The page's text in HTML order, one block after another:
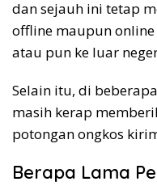
dan sejauh ini tetap
offline maupun
atau pun ke luar
Selain itu, di
masih kerap
potongan ongkos
Berapa Lama